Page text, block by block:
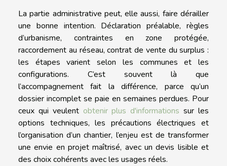
La partie administrative peut, elle aussi, faire dérailler
une bonne intention. Déclaration préalable, règles
d’urbanisme, contraintes en zone protégée,
raccordement au réseau, contrat de vente du surplus :
les étapes varient selon les communes et les
configurations. C’est souvent là que
l’accompagnement fait la différence, parce qu’un
dossier incomplet se paie en semaines perdues. Pour
ceux qui veulent obtenir plus d'informations sur les
options techniques, les précautions électriques et
l’organisation d’un chantier, l’enjeu est de transformer
une envie en projet maîtrisé, avec un devis lisible et
des choix cohérents avec les usages réels.